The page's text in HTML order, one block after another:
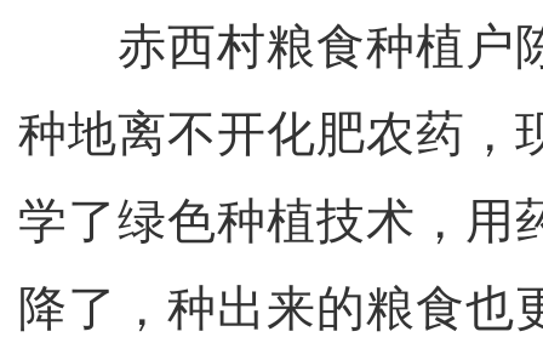
赤西村粮食种植户
种地离不开化肥农药，
学了绿色种植技术，用
降了，种出来的粮食也